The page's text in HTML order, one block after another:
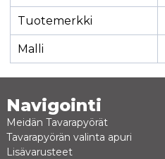
Tuotemerkki
Malli
Navigointi
Meidän Tavarapyörät
Tavarapyörän valinta apuri
Lisävarusteet